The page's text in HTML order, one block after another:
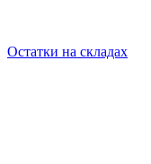
Остатки на складах